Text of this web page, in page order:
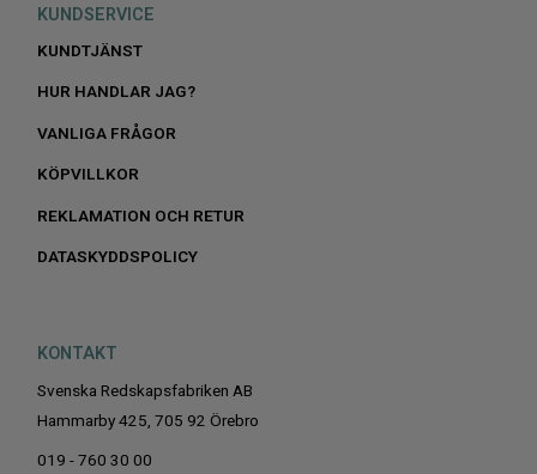
KUNDSERVICE
KUNDTJÄNST
HUR HANDLAR JAG?
VANLIGA FRÅGOR
KÖPVILLKOR
REKLAMATION OCH RETUR
DATASKYDDSPOLICY
KONTAKT
Svenska Redskapsfabriken AB
Hammarby 425, 705 92 Örebro
019 - 760 30 00